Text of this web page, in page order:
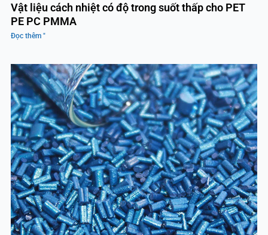
Vật liệu cách nhiệt có độ trong suốt thấp cho PET
PE PC PMMA
Đọc thêm "